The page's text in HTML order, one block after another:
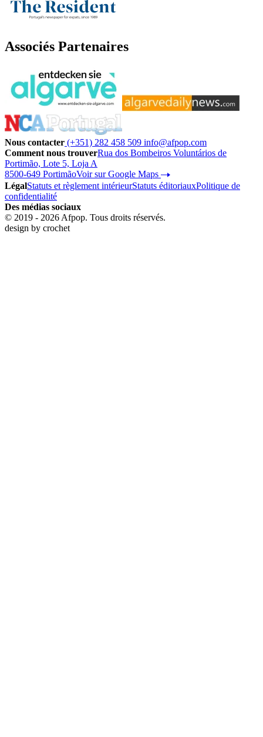
Associés Partenaires
Nous contacter (+351) 282 458 509 info@afpop.com
Comment nous trouverRua dos Bombeiros Voluntários de
Portimão, Lote 5, Loja A
8500-649 PortimãoVoir sur Google Maps
LégalStatuts et règlement intérieurStatuts éditoriauxPolitique de
confidentialité
Des médias sociaux
© 2019 - 2026 Afpop. Tous droits réservés.
design by crochet